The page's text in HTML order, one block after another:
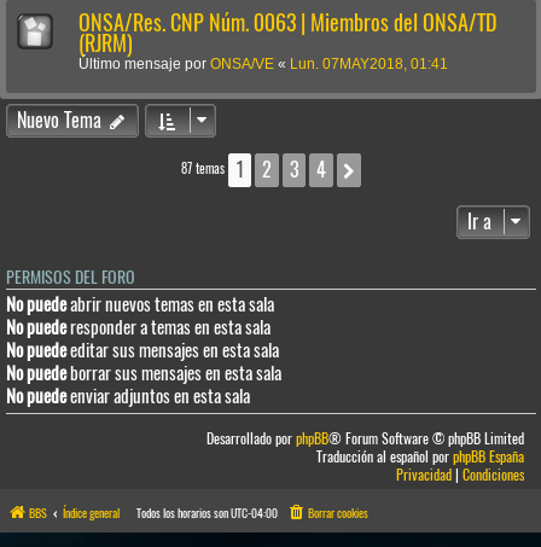
ONSA/Res. CNP Núm. 0063 | Miembros del ONSA/TD
(RJRM)
Último mensaje por ONSA/VE « Lun. 07MAY2018, 01:41
Nuevo Tema
87 temas 1 2 3 4
Ir a
PERMISOS DEL FORO
No puedeabrir nuevos temas en esta sala
No puederesponder a temas en esta sala
No puedeeditar sus mensajes en esta sala
No puedeborrar sus mensajes en esta sala
No puedeenviar adjuntos en esta sala
Desarrollado porphpBB® Forum Software © phpBB Limited
Traducción al español porphpBB España
Privacidad|Condiciones
BBS Índice general Todos los horarios sonUTC-04:00 Borrar cookies